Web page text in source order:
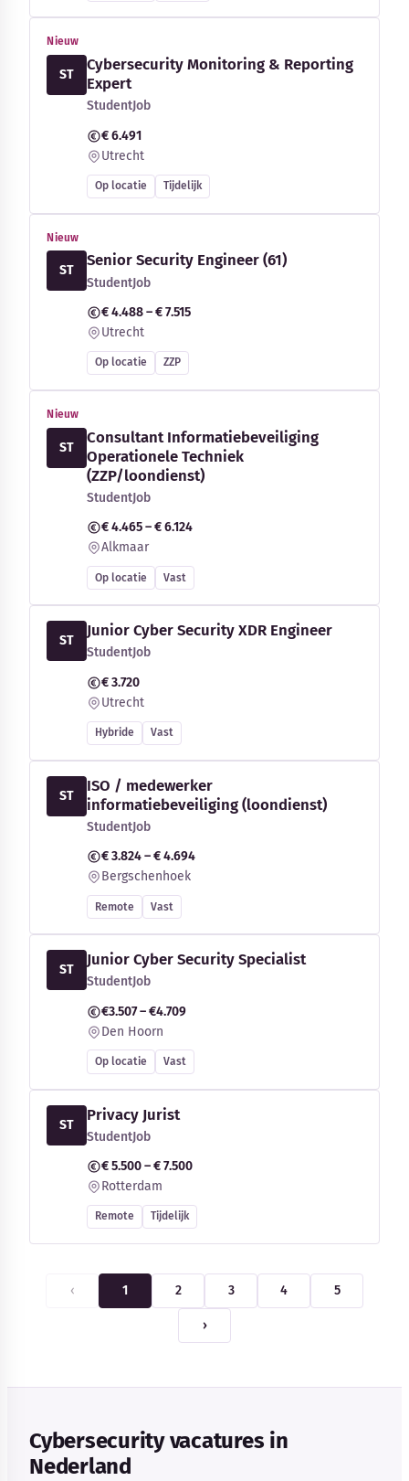
Nieuw
ST
Cybersecurity Monitoring & Reporting
Expert
StudentJob
€ 6.491
Utrecht
Op locatie Tijdelijk
Nieuw
ST
Senior Security Engineer (61)
StudentJob
€ 4.488 – € 7.515
Utrecht
Op locatie ZZP
Nieuw
ST
Consultant Informatiebeveiliging
Operationele Techniek
(ZZP/loondienst)
StudentJob
€ 4.465 – € 6.124
Alkmaar
Op locatie Vast
ST
Junior Cyber Security XDR Engineer
StudentJob
€ 3.720
Utrecht
Hybride Vast
ST
ISO / medewerker
informatiebeveiliging (loondienst)
StudentJob
€ 3.824 – € 4.694
Bergschenhoek
Remote Vast
ST
Junior Cyber Security Specialist
StudentJob
€3.507 – €4.709
Den Hoorn
Op locatie Vast
ST
Privacy Jurist
StudentJob
€ 5.500 – € 7.500
Rotterdam
Remote Tijdelijk
‹ 1 2 3 4 5
›
Cybersecurity vacatures in
Nederland